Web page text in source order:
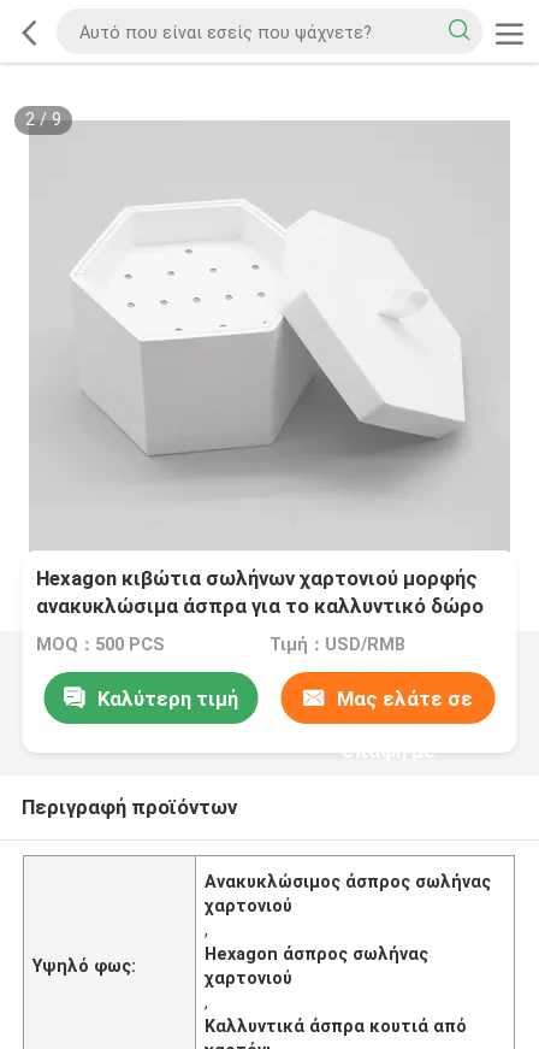
2/9
Hexagon κιβώτια σωλήνων χαρτονιού μορφής
ανακυκλώσιμα άσπρα για το καλλυντικό δώρο
MOQ：500 PCS Τιμή：USD/RMB
Καλύτερη τιμή Μας ελάτε σε
επαφή με
Περιγραφή προϊόντων
Υψηλό φως:
Ανακυκλώσιμος άσπρος σωλήνας
χαρτονιού
,
Hexagon άσπρος σωλήνας
χαρτονιού
,
Καλλυντικά άσπρα κουτιά από